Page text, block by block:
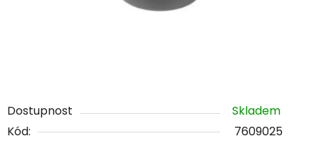
Dostupnost
Skladem
Kód:
7609025